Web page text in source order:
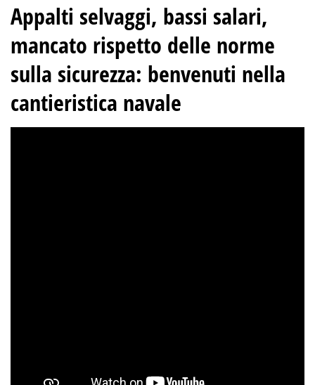
Appalti selvaggi, bassi salari,
mancato rispetto delle norme
sulla sicurezza: benvenuti nella
cantieristica navale